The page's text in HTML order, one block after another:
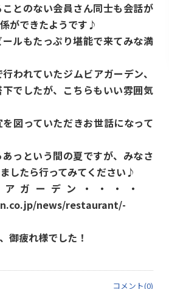
とのない会員さん同士も会話が
ができたようです♪
ルもたっぷり堪能で来てみな満
われていたジムビアガーデン、
でしたが、こちらもいい雰囲気
図っていただきお世話になって
っという間の夏ですが、みなさ
したら行ってみてください♪
アガーデン・・・・
news/restaurant/-
御疲れ様でした！
コメント(0)